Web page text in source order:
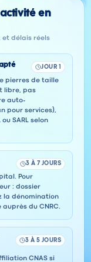
en
et délais réels
JOUR 1
pierres de taille
libre, pas
auto-
pour services),
SARL selon
3 À 7 JOURS
Pour
: dossier
la dénomination
du CNRC.
3 À 5 JOURS
CNAS si